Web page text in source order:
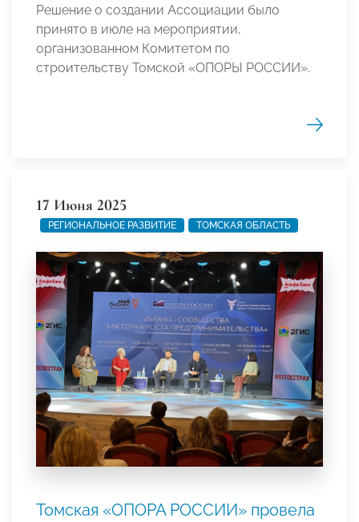
Решение о создании Ассоциации было
принято в июле на мероприятии,
организованном Комитетом по
строительству Томской «ОПОРЫ РОССИИ».
17 Июня 2025
РЕГИОНАЛЬНОЕ РАЗВИТИЕ ТОМСКАЯ ОБЛАСТЬ
Томская «ОПОРА РОССИИ» провела